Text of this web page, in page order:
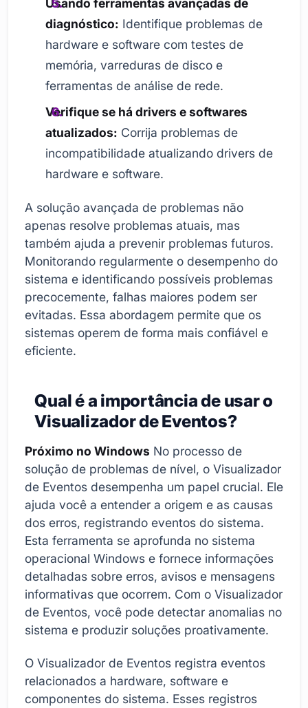
diagnóstico: Identifique problemas de
hardware e software com testes de
memória, varreduras de disco e
ferramentas de análise de rede.
Verifique se há drivers e softwares
atualizados: Corrija problemas de
incompatibilidade atualizando drivers de
hardware e software.
A solução avançada de problemas não
apenas resolve problemas atuais, mas
também ajuda a prevenir problemas futuros.
Monitorando regularmente o desempenho do
sistema e identificando possíveis problemas
precocemente, falhas maiores podem ser
evitadas. Essa abordagem permite que os
sistemas operem de forma mais confiável e
eficiente.
Qual é a importância de usar o
Visualizador de Eventos?
Próximo no Windows No processo de
solução de problemas de nível, o Visualizador
de Eventos desempenha um papel crucial. Ele
ajuda você a entender a origem e as causas
dos erros, registrando eventos do sistema.
Esta ferramenta se aprofunda no sistema
operacional Windows e fornece informações
detalhadas sobre erros, avisos e mensagens
informativas que ocorrem. Com o Visualizador
de Eventos, você pode detectar anomalias no
sistema e produzir soluções proativamente.
O Visualizador de Eventos registra eventos
relacionados a hardware, software e
componentes do sistema. Esses registros